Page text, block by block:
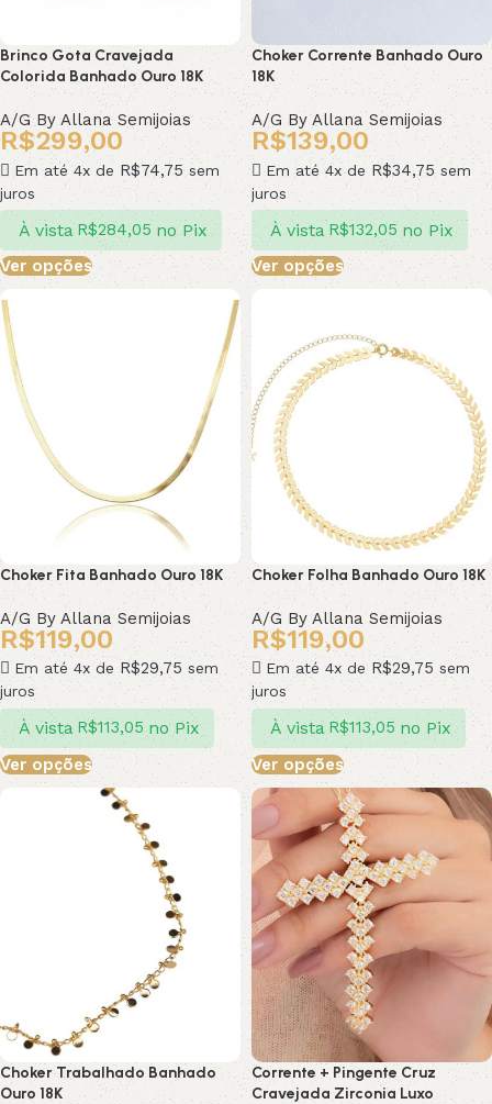
Brinco Gota Cravejada
Colorida Banhado Ouro 18K
A/G By Allana Semijoias
R$299,00
Em até 4x de R$74,75sem
juros
À vista R$284,05 no Pix
Ver opções
Choker Corrente Banhado Ouro
18K
A/G By Allana Semijoias
R$139,00
Em até 4x de R$34,75sem
juros
À vista R$132,05 no Pix
Ver opções
Choker Fita Banhado Ouro 18K
A/G By Allana Semijoias
R$119,00
Em até 4x deR$29,75 sem
juros
À vista R$113,05 no Pix
Ver opções
Choker Folha Banhado Ouro 18K
A/G By Allana Semijoias
R$119,00
Em até 4x de R$29,75 sem
juros
À vista R$113,05 no Pix
Ver opções
Choker Trabalhado Banhado
Ouro 18K
Corrente + Pingente Cruz
Cravejada Zirconia Luxo